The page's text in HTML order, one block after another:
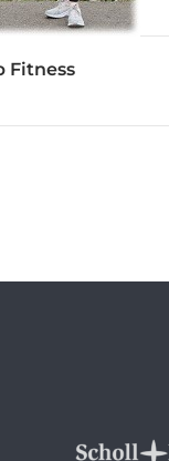
Fitness